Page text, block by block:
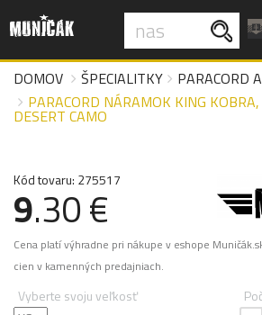
DOMOV
ŠPECIALITKY
PARACORD
PARACORD NÁRAMOK KING
DESERT CAMO
Kód tovaru: 275517
9.30 €
Cena platí výhradne pri nákupe v eshope
cien v kamenných predajniach.
Vyberte svoju veľkosť